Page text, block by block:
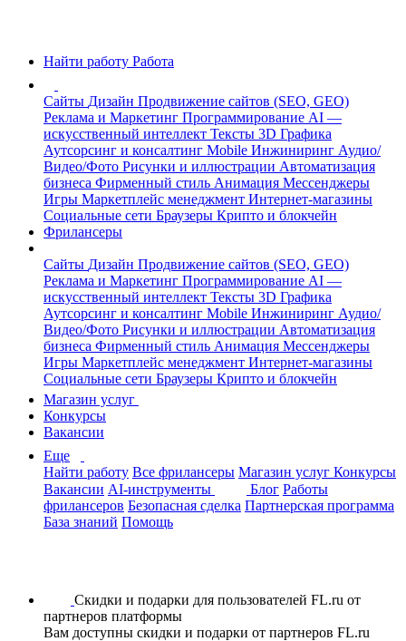
Найти работу Работа
Сайты Дизайн Продвижение сайтов (SEO, GEO)
Реклама и Маркетинг Программирование AI —
искусственный интеллект Тексты 3D Графика
Аутсорсинг и консалтинг Mobile Инжиниринг Аудио/
Видео/Фото Рисунки и иллюстрации Автоматизация
бизнеса Фирменный стиль Анимация Мессенджеры
Игры Маркетплейс менеджмент Интернет-магазины
Социальные сети Браузеры Крипто и блокчейн
Фрилансеры
Сайты Дизайн Продвижение сайтов (SEO, GEO)
Реклама и Маркетинг Программирование AI —
искусственный интеллект Тексты 3D Графика
Аутсорсинг и консалтинг Mobile Инжиниринг Аудио/
Видео/Фото Рисунки и иллюстрации Автоматизация
бизнеса Фирменный стиль Анимация Мессенджеры
Игры Маркетплейс менеджмент Интернет-магазины
Социальные сети Браузеры Крипто и блокчейн
Магазин услуг
Конкурсы
Вакансии
Еще
Найти работу Все фрилансеры Магазин услуг Конкурсы
Вакансии AI-инструменты Блог Работы
фрилансеров Безопасная сделка Партнерская программа
База знаний Помощь
Скидки и подарки для пользователей FL.ru от
партнеров платформы
Вам доступны скидки и подарки от партнеров FL.ru